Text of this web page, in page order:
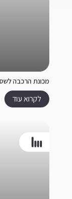
מכונת הרכבה
לקרוא עוד